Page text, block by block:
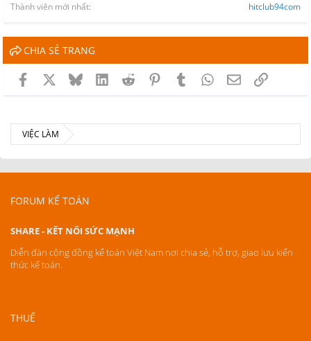
Thành viên mới nhất
hitclub94com
CHIA SẺ TRANG
Facebook BlueskyLinkedInReddit PinterestTumblrWhatsApp
EmailLink
VIỆC LÀM
FORUM KẾ TOÁN
SHARE - KẾT NỐI SỨC MẠNH
Diễn đàn cộng đồng kế toán Việt Nam nơi chia sẻ, hỗ trợ, giao lưu kiến
thức kế toán.
THUẾ